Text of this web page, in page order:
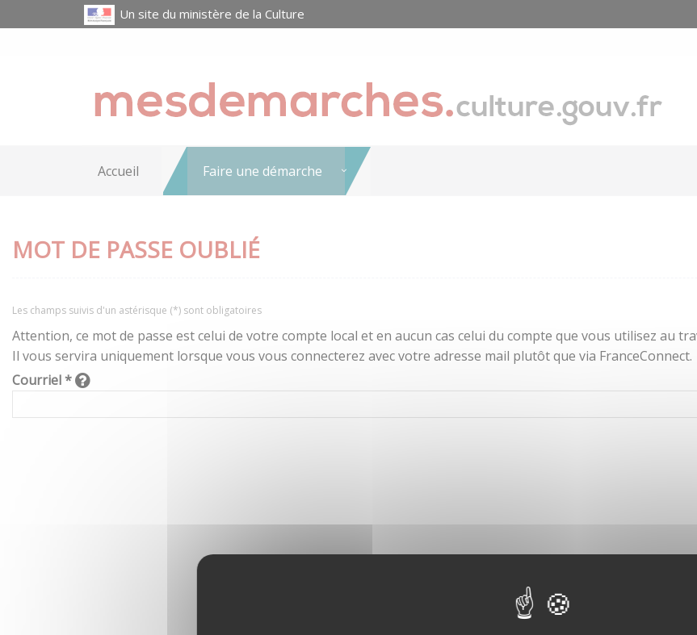
Un site du ministère de la Culture
Accueil Faire une démarche
MOT DE PASSE OUBLIÉ
Les champs suivis d'un astérisque (*) sont obligatoires
Attention, ce mot de passe est celui de votre compte local et en aucun cas celui du compte que vous utilisez au
Il vous servira uniquement lorsque vous vous connecterez avec votre adresse mail plutôt que via FranceConnect.
Courriel *